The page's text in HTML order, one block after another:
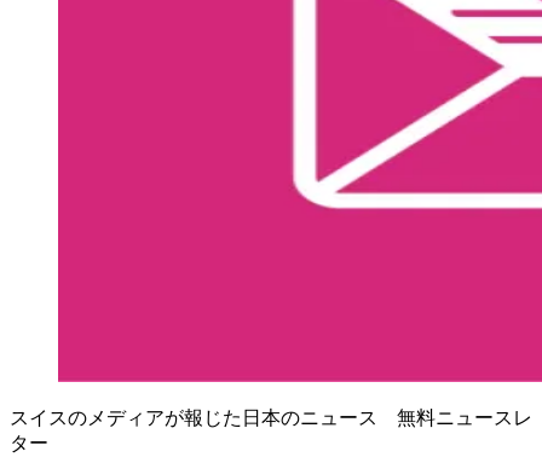
スイスのメディアが報じた日本のニュース 無料ニュースレ
ター